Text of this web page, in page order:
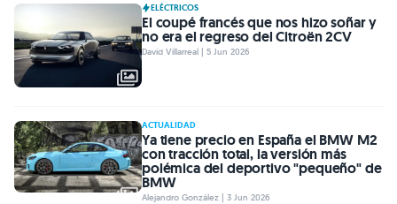
ELÉCTRICOS
El coupé francés que nos hizo soñar y
no era el regreso del Citroën 2CV
David Villarreal | 5 Jun 2026
ACTUALIDAD
Ya tiene precio en España el BMW M2
con tracción total, la versión más
polémica del deportivo "pequeño" de
BMW
Alejandro González | 3 Jun 2026